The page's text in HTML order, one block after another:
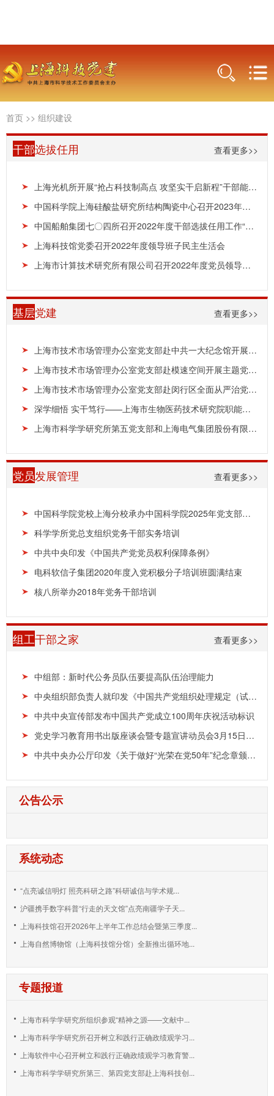
首页 >> 组织建设
干部选拔任用 查看更多>>
上海光机所开展“抢占科技制高点 攻坚实干启新程”干部能力提升培训
中国科学院上海硅酸盐研究所结构陶瓷中心召开2023年度年底座谈会暨2023年度党支部工作总结会及民...
中国船舶集团七〇四所召开2022年度干部选拔任用工作“一报告两评议”会议
上海科技馆党委召开2022年度领导班子民主生活会
上海市计算技术研究所有限公司召开2022年度党员领导干部民主生活会
基层党建 查看更多>>
上海市技术市场管理办公室党支部赴中共一大纪念馆开展主题党日活动
上海市技术市场管理办公室党支部赴模速空间开展主题党日活动
上海市技术市场管理办公室党支部赴闵行区全面从严治党警示教育基地开展主题党日活动
深学细悟 实干笃行——上海市生物医药技术研究院职能部门党支部、药械所党支部开展联合主题党日...
上海市科学学研究所第五党支部和上海电气集团股份有限公司中央研究院第四党支部开展“树立和践行...
党员发展管理 查看更多>>
中国科学院党校上海分校承办中国科学院2025年党支部书记示范培训班
科学学所党总支组织党务干部实务培训
中共中央印发《中国共产党党员权利保障条例》
电科软信子集团2020年度入党积极分子培训班圆满结束
核八所举办2018年党务干部培训
组工干部之家 查看更多>>
中组部：新时代公务员队伍要提高队伍治理能力
中央组织部负责人就印发《中国共产党组织处理规定（试行）》答记者问
中共中央宣传部发布中国共产党成立100周年庆祝活动标识
党史学习教育用书出版座谈会暨专题宣讲动员会3月15日在京召开
中共中央办公厅印发《关于做好“光荣在党50年”纪念章颁发工作的通知》
公告公示
系统动态
“点亮诚信明灯 照亮科研之路”科研诚信与学术规...
沪疆携手数字科普“行走的天文馆”点亮南疆学子天...
上海科技馆召开2026年上半年工作总结会暨第三季度...
上海自然博物馆（上海科技馆分馆）全新推出循环地...
专题报道
上海市科学学研究所组织参观“精神之源——文献中...
上海市科学学研究所召开树立和践行正确政绩观学习...
上海软件中心召开树立和践行正确政绩观学习教育警...
上海市科学学研究所第三、第四党支部赴上海科技创...